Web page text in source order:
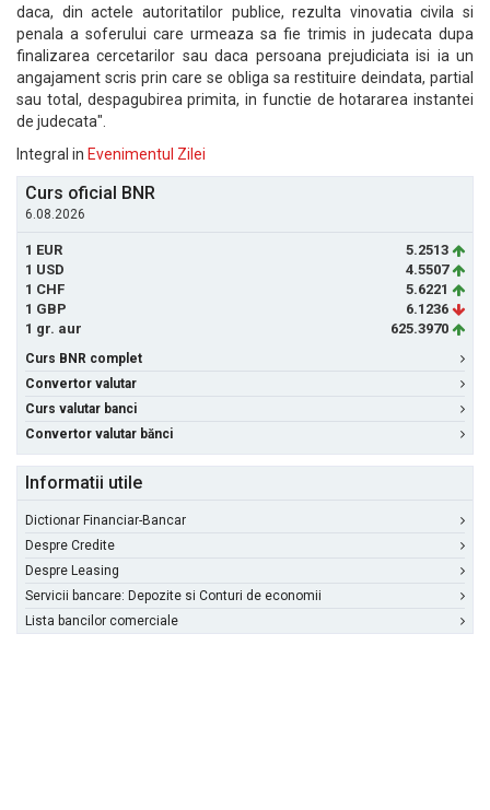
daca, din actele autoritatilor publice, rezulta vinovatia civila si
penala a soferului care urmeaza sa fie trimis in judecata dupa
finalizarea cercetarilor sau daca persoana prejudiciata isi ia un
angajament scris prin care se obliga sa restituire deindata, partial
sau total, despagubirea primita, in functie de hotararea instantei
de judecata".
Integral in Evenimentul Zilei
Curs oficial BNR
6.08.2026
1 EUR
5.2513
1 USD
4.5507
1 CHF
5.6221
1 GBP
6.1236
1 gr. aur
625.3970
Curs BNR complet
Convertor valutar
Curs valutar banci
Convertor valutar bănci
Informatii utile
Dictionar Financiar-Bancar
Despre Credite
Despre Leasing
Servicii bancare: Depozite si Conturi de economii
Lista bancilor comerciale